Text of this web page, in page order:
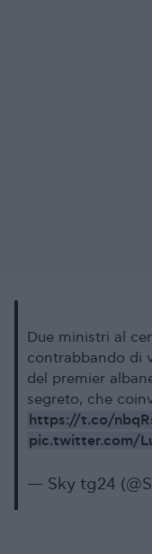
Due ministri al
contrabbando di
del premier
segreto, che
https://t.co/
pic.twitter.com/
— Sky tg24